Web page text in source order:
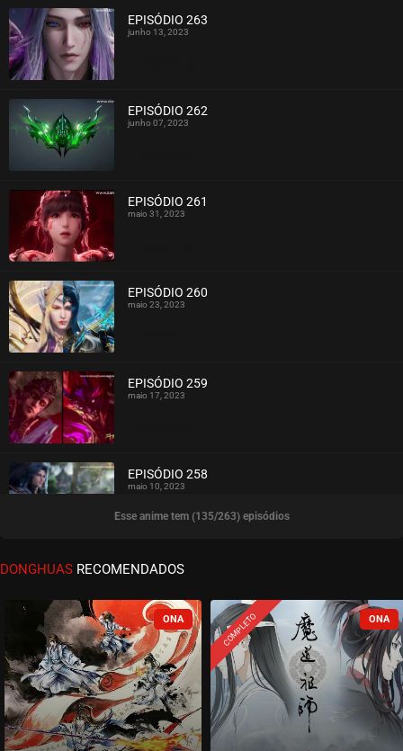
EPISÓDIO 263
junho 13, 2023
EPISÓDIO 262
junho 07, 2023
EPISÓDIO 261
maio 31, 2023
EPISÓDIO 260
maio 23, 2023
EPISÓDIO 259
maio 17, 2023
ASSISTIDO
EPISÓDIO 258
maio 10, 2023
ASSISTIDO
EPISÓDIO 257
ASSISTIDO
EPISÓDIO 256
abril 26, 2023
EPISÓDIO 255
Esse anime tem (135/263) episódios
DONGHUAS RECOMENDADOS
COMPLETO